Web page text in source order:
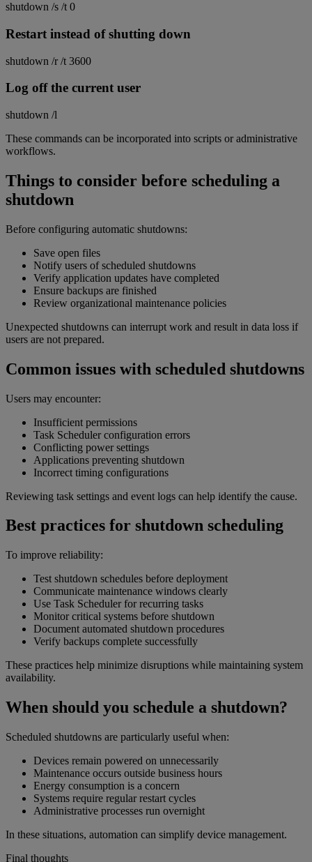
shutdown /s /t 0
Restart instead of shutting down
shutdown /r /t 3600
Log off the current user
shutdown /l
These commands can be incorporated into scripts or administrative
workflows.
Things to consider before scheduling a
shutdown
Before configuring automatic shutdowns:
Save open files
Notify users of scheduled shutdowns
Verify application updates have completed
Ensure backups are finished
Review organizational maintenance policies
Unexpected shutdowns can interrupt work and result in data loss if
users are not prepared.
Common issues with scheduled shutdowns
Users may encounter:
Insufficient permissions
Task Scheduler configuration errors
Conflicting power settings
Applications preventing shutdown
Incorrect timing configurations
Reviewing task settings and event logs can help identify the cause.
Best practices for shutdown scheduling
To improve reliability:
Test shutdown schedules before deployment
Communicate maintenance windows clearly
Use Task Scheduler for recurring tasks
Monitor critical systems before shutdown
Document automated shutdown procedures
Verify backups complete successfully
These practices help minimize disruptions while maintaining system
availability.
When should you schedule a shutdown?
Scheduled shutdowns are particularly useful when:
Devices remain powered on unnecessarily
Maintenance occurs outside business hours
Energy consumption is a concern
Systems require regular restart cycles
Administrative processes run overnight
In these situations, automation can simplify device management.
Final thoughts